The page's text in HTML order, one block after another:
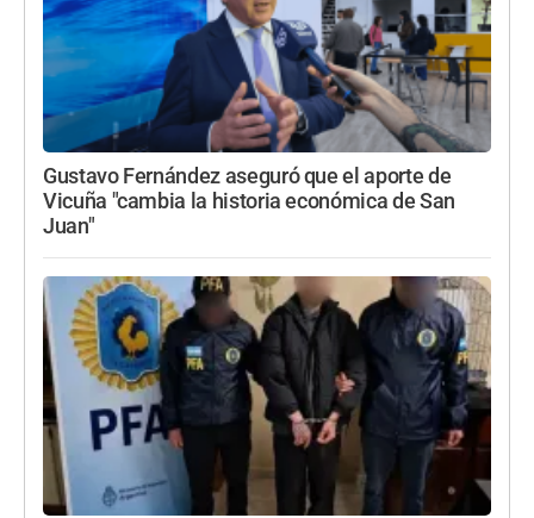
Gustavo Fernández aseguró que el aporte de
Vicuña "cambia la historia económica de San
Juan"